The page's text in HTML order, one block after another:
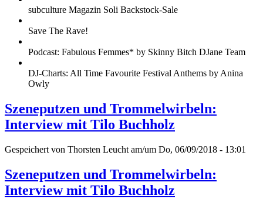
subculture Magazin Soli Backstock-Sale
Save The Rave!
Podcast: Fabulous Femmes* by Skinny Bitch DJane Team
DJ-Charts: All Time Favourite Festival Anthems by Anina
Owly
Szeneputzen und Trommelwirbeln:
Interview mit Tilo Buchholz
Gespeichert von Thorsten Leucht am/um Do, 06/09/2018 - 13:01
Szeneputzen und Trommelwirbeln:
Interview mit Tilo Buchholz